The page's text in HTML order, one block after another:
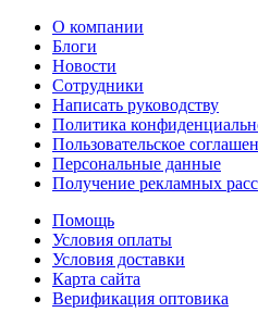
О компании
Блоги
Новости
Сотрудники
Написать руководству
Политика
Пользовательское
Персональные данные
Получение рекламных
Помощь
Условия оплаты
Условия доставки
Карта сайта
Верификация оптовика